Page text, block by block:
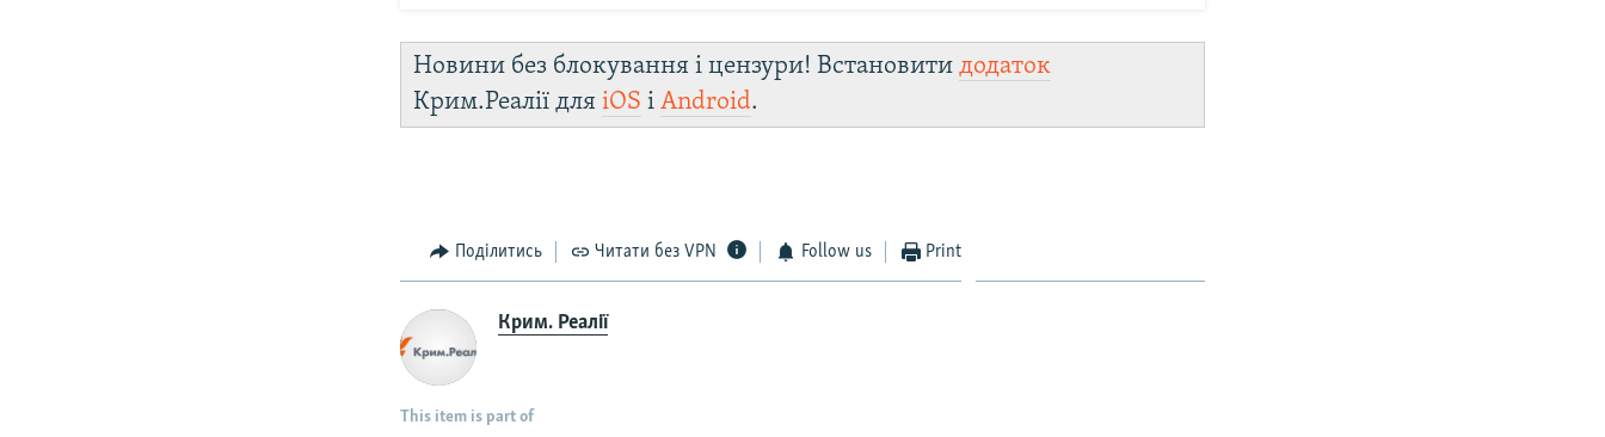
Новини без блокування і цензури! Встановитидодаток
Крим.Реалії дляiOS іAndroid.
Поділитись Читати без VPN Follow us Print
Крим. Реалії
This item is part of